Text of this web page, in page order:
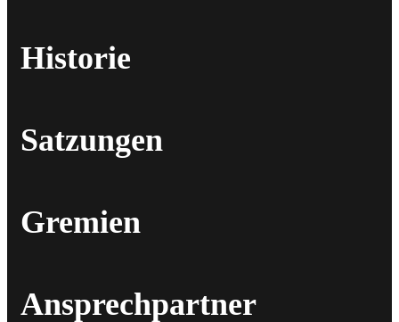
Historie
Satzungen
Gremien
Ansprechpartner